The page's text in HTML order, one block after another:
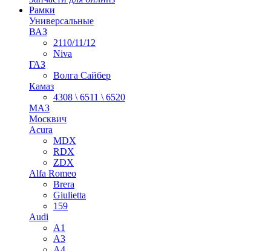
Рамки
Универсальные
ВАЗ
2110/11/12
Niva
ГАЗ
Волга Сайбер
Камаз
4308 \ 6511 \ 6520
МАЗ
Москвич
Acura
MDX
RDX
ZDX
Alfa Romeo
Brera
Giulietta
159
Audi
A1
A3